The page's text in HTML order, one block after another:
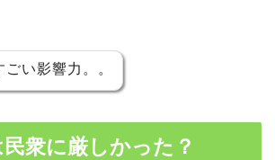
ごい影響力。。
衆に厳しかった？